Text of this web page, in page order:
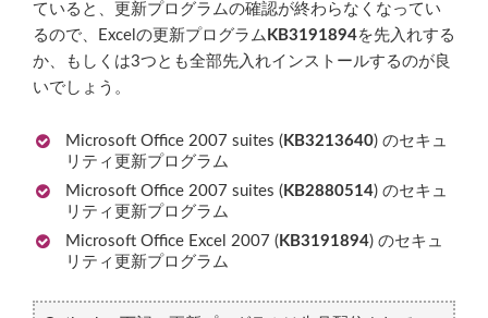
ていると、更新プログラムの確認が終わらなくなってい
るので、Excelの更新プログラム KB3191894を先入れする
か、もしくは3つとも全部先入れインストールするのが良
いでしょう。
Microsoft Office 2007 suites ( KB3213640) のセキュ
リティ更新プログラム
Microsoft Office 2007 suites ( KB2880514) のセキュ
リティ更新プログラム
Microsoft Office Excel 2007 ( KB3191894) のセキュ
リティ更新プログラム